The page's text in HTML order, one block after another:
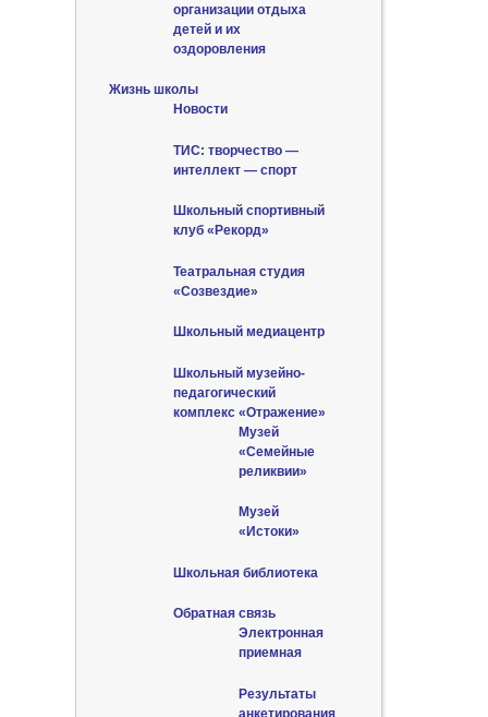
организации отдыха
детей и их
оздоровления
Жизнь школы
Новости
ТИС: творчество —
интеллект — спорт
Школьный спортивный
клуб «Рекорд»
Театральная студия
«Созвездие»
Школьный медиацентр
Школьный музейно-
педагогический
комплекс «Отражение»
Музей
«Семейные
реликвии»
Музей
«Истоки»
Школьная библиотека
Обратная связь
Электронная
приемная
Результаты
анкетирования